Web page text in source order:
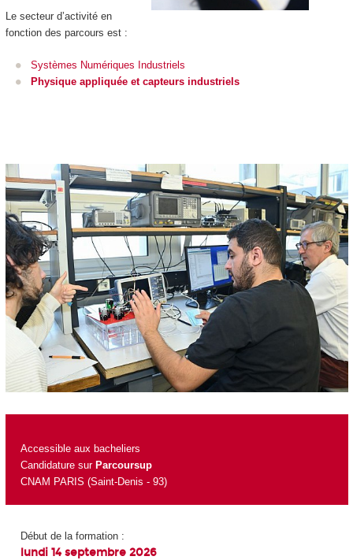
Le secteur d’activité en
fonction des parcours est :
Systèmes Numériques Industriels
Physique appliquée et capteurs industriels
Accessible aux bacheliers
Candidature sur Parcoursup
CNAM PARIS (Saint-Denis - 93)
Début de la formation :
lundi 14 septembre 2026